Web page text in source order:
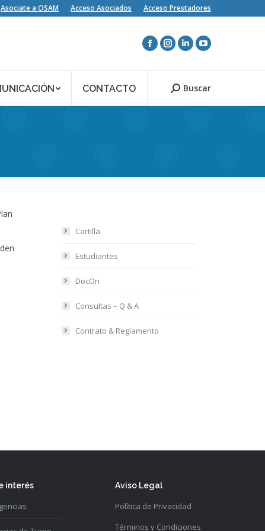
Asociate a OSAM Acceso Asociados Acceso Prestadores
CONTACTO Search:Buscar
Cartilla
Estudiantes
DocOn
Consultas – Q & A
Contrato & Reglamento
interés Aviso Legal
Política de Privacidad
Términos y Condiciones